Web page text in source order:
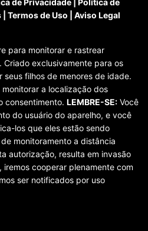
Termos de Uso Aviso Legal
para monitorar e rastrear
Criado exclusivamente para os
seus filhos de menores de idade.
a localização dos
consentimento. LEMBRE-SE: Você
do usuário do aparelho, e você
los que eles estão sendo
monitoramento a distância
autorização, resulta em invasão
cooperar plenamente com
ser notificados por uso